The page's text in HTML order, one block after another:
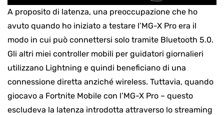
A proposito di latenza, una preoccupazione che ho
avuto quando ho iniziato a testare l’MG-X Pro era il
modo in cui può connettersi solo tramite Bluetooth 5.0.
Gli altri miei controller mobili per guidatori giornalieri
utilizzano Lightning e quindi beneficiano di una
connessione diretta anziché wireless. Tuttavia, quando
giocavo a Fortnite Mobile con l’MG-X Pro – questo
escludeva la latenza introdotta attraverso lo streaming